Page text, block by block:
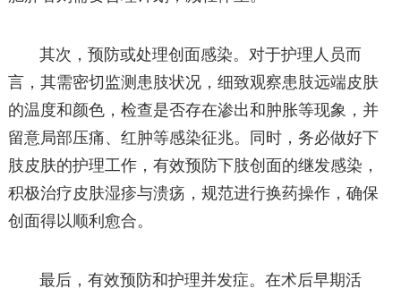
其次，预防或处理创面感染。对于护理人员而
言，其需密切监测患肢状况，细致观察患肢远端皮肤
的温度和颜色，检查是否存在渗出和肿胀等现象，并
留意局部压痛、红肿等感染征兆。同时，务必做好下
肢皮肤的护理工作，有效预防下肢创面的继发感染，
积极治疗皮肤湿疹与溃疡，规范进行换药操作，确保
创面得以顺利愈合。
最后，有效预防和护理并发症。在术后早期活